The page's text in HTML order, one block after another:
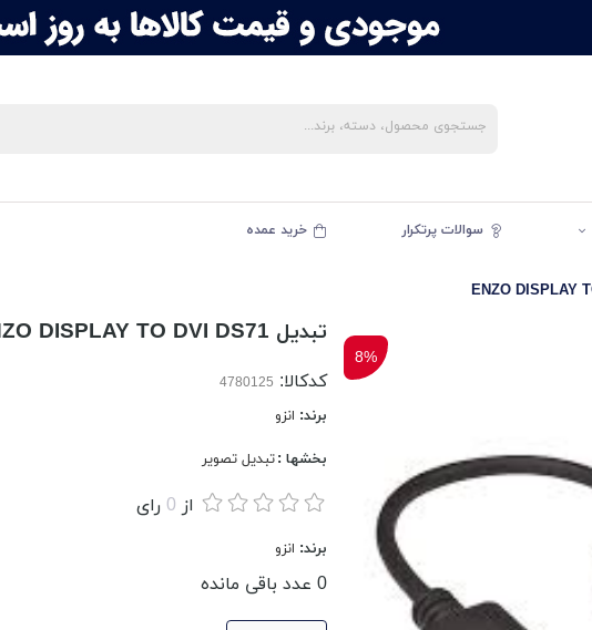
سوالات پرتکرار خرید عمده
8%
تبدیل ENZO DISPLAY TO DVI DS71
کدکالا:
برند: انزو
بخشها :تبدیل تصویر
از 0 رای
برند: انزو
0 عدد باقی مانده